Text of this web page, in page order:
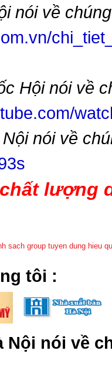
nói về chúng
Hội nói về
nói về
lượng
sach group tuyen dung hieu
tôi :
Nội nói về